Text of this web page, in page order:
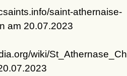
saint-athernaise-
am 20.07.2023
wiki/